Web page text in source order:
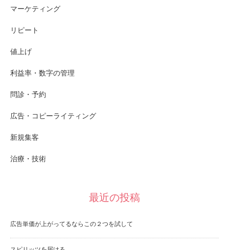
マーケティング
リピート
値上げ
利益率・数字の管理
問診・予約
広告・コピーライティング
新規集客
治療・技術
最近の投稿
広告単価が上がってるならこの２つを試して